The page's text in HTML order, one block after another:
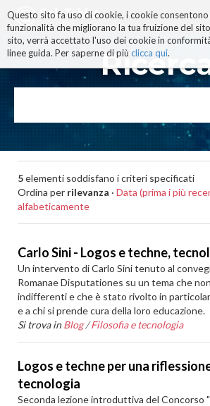
Questo sito fa uso di cookie, i cookie consentono
funzionalità che migliorano la tua fruizione del
sito, verrà accettato l'uso dei cookie in
linee guida. Per saperne di più clicca qui.
ai
contenuti.
|
alla
navigazione
5elementi soddisfano i criteri specificati
Ordina per rilevanza · Data (prima i più
alfabeticamente
Carlo Sini - Logos e techne,
Un intervento di Carlo Sini tenuto al
Romanae Disputationes su un tema che
indifferenti e che è stato rivolto in
e a chi si prende cura della loro educazione.
Si trova in Blog /Filosofia e tecnologia
Logos e techne per una
tecnologia
Seconda lezione introduttiva del Concorso